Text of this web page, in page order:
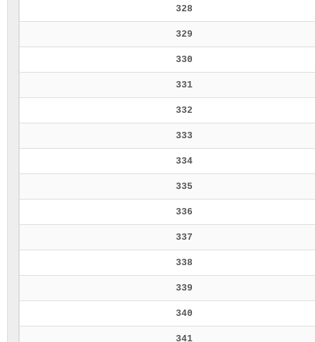
328
329
330
331
332
333
334
335
336
337
338
339
340
341